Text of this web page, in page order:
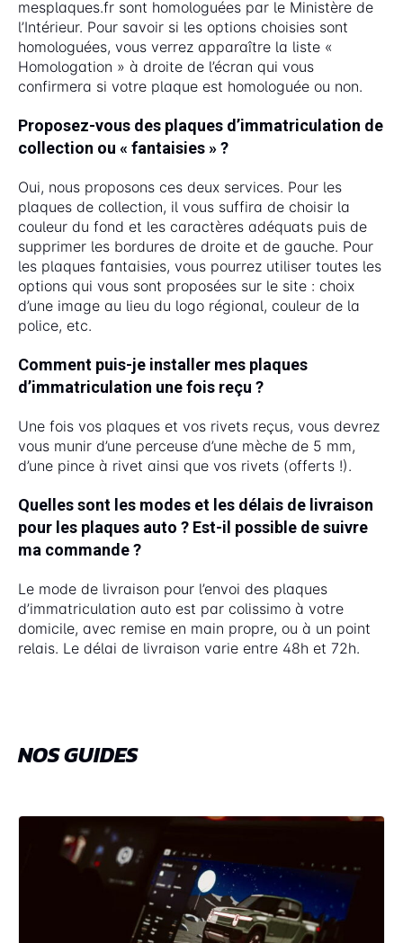
mesplaques.fr sont homologuées par le Ministère de
l’Intérieur. Pour savoir si les options choisies sont
homologuées, vous verrez apparaître la liste «
Homologation » à droite de l’écran qui vous
confirmera si votre plaque est homologuée ou non.
Proposez-vous des plaques d’immatriculation de
collection ou « fantaisies » ?
Oui, nous proposons ces deux services. Pour les
plaques de collection, il vous suffira de choisir la
couleur du fond et les caractères adéquats puis de
supprimer les bordures de droite et de gauche. Pour
les plaques fantaisies, vous pourrez utiliser toutes les
options qui vous sont proposées sur le site : choix
d’une image au lieu du logo régional, couleur de la
police, etc.
Comment puis-je installer mes plaques
d’immatriculation une fois reçu ?
Une fois vos plaques et vos rivets reçus, vous devrez
vous munir d’une perceuse d’une mèche de 5 mm,
d’une pince à rivet ainsi que vos rivets (offerts !).
Quelles sont les modes et les délais de livraison
pour les plaques auto ? Est-il possible de suivre
ma commande ?
Le mode de livraison pour l’envoi des plaques
d’immatriculation auto est par colissimo à votre
domicile, avec remise en main propre, ou à un point
relais. Le délai de livraison varie entre 48h et 72h.
NOS GUIDES